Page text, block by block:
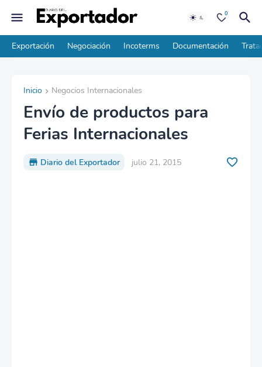
0
Exportación Negociación Incoterms Documentación
Inicio Negocios Internacionales
Envío de productos para
Ferias Internacionales
Diario del Exportador julio 21, 2015